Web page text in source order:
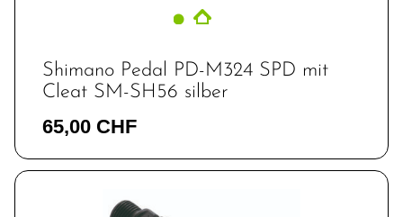
Shimano Pedal PD-M324 SPD mit
Cleat SM-SH56 silber
65,00 CHF